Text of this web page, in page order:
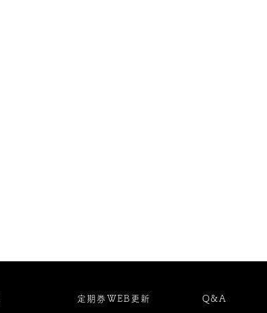
定期券WEB更新 Q&A